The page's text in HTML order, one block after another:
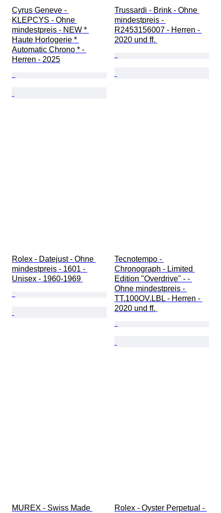
Cyrus Geneve -
KLEPCYS - Ohne
mindestpreis - NEW *
Haute Horlogerie *
Automatic Chrono * -
Herren - 2025
Trussardi - Brink - Ohne
mindestpreis -
R2453156007 - Herren -
2020 und ff.
Rolex - Datejust - Ohne
mindestpreis - 1601 -
Unisex - 1960-1969
Tecnotempo -
Chronograph - Limited
Edition "Overdrive" - -
Ohne mindestpreis -
TT.100OV.LBL - Herren -
2020 und ff.
MUREX - Swiss Made
Rolex - Oyster Perpetual -